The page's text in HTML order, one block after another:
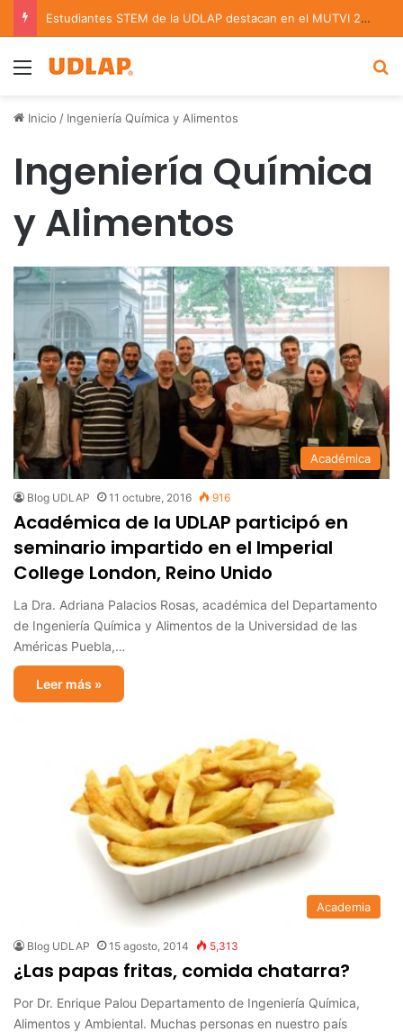
Estudiantes STEM de la UDLAP destacan en el MUTVI 2026
Menu
Inicio / Ingeniería Química y Alimentos
Ingeniería Química
y Alimentos
Académica
Blog UDLAP 11 octubre, 2016 916
Académica de la UDLAP participó en
seminario impartido en el Imperial
College London, Reino Unido
La Dra. Adriana Palacios Rosas, académica del Departamento
de Ingeniería Química y Alimentos de la Universidad de las
Américas Puebla,…
Leer más »
Academia
Blog UDLAP 15 agosto, 2014 5,313
¿Las papas fritas, comida chatarra?
Por Dr. Enrique Palou Departamento de Ingeniería Química,
Alimentos y Ambiental. Muchas personas en nuestro país